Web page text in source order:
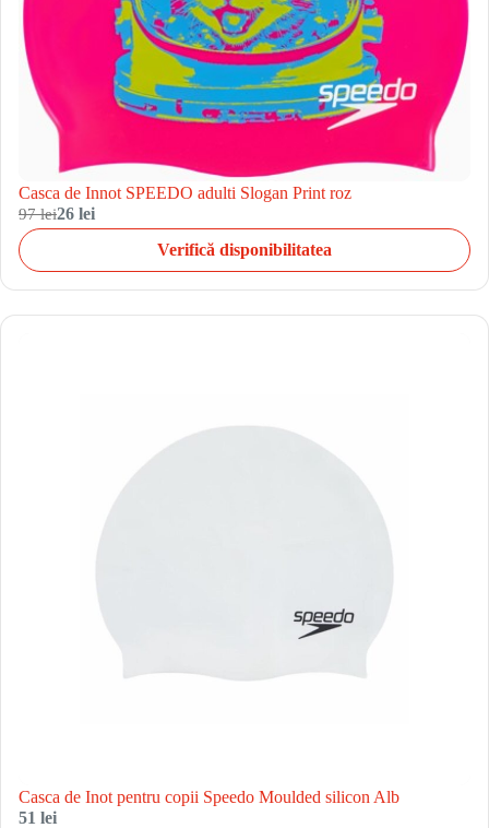
Casca de Innot SPEEDO adulti Slogan Print roz
97 lei26 lei
Verifică disponibilitatea
Casca de Inot pentru copii Speedo Moulded silicon Alb
51 lei